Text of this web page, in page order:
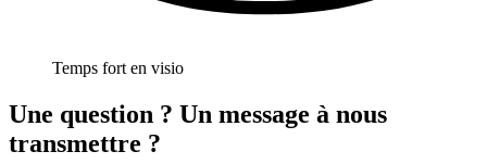
Temps fort en visio
Une question ? Un message à nous
transmettre ?